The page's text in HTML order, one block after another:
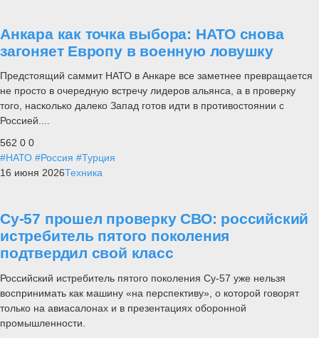
Анкара как точка выбора: НАТО снова
загоняет Европу в военную ловушку
Предстоящий саммит НАТО в Анкаре все заметнее превращается
не просто в очередную встречу лидеров альянса, а в проверку
того, насколько далеко Запад готов идти в противостоянии с
Россией....
562 0 0
#НАТО #Россия #Турция
16 июня 2026Техника
Су-57 прошел проверку СВО: российский
истребитель пятого поколения
подтвердил свой класс
Российский истребитель пятого поколения Су-57 уже нельзя
воспринимать как машину «на перспективу», о которой говорят
только на авиасалонах и в презентациях оборонной
промышленности.